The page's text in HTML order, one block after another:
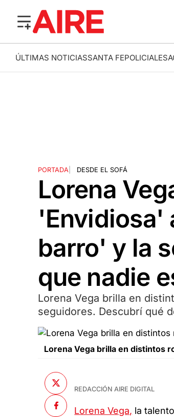
ÚLTIMAS NOTICIASSANTA FEPOLICIALES
PORTADA| DESDE EL SOFÁ
Lorena
'Envidiosa'
barro' y la
que nadie
Lorena Vega brilla en
seguidores. Descubrí qué
Lorena Vega brilla en distintos
REDACCIÓN AIRE DIGITAL
Lorena Vega, la